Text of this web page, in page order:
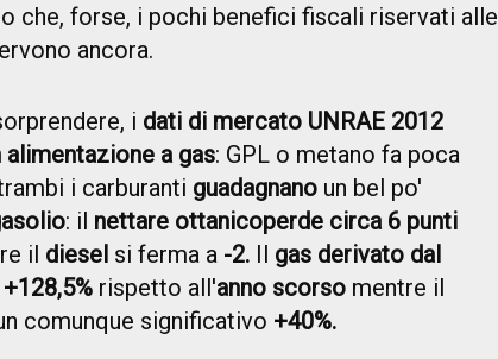
che, forse, i pochi benefici fiscali riservati alle
ancora.
i dati di mercato UNRAE 2012
alimentazione a gas: GPL o metano fa poca
i carburanti guadagnano un bel po'
: il nettare ottanicoperde circa 6 punti
il diesel si ferma a -2. Il gas derivato dal
+128,5% rispetto all'anno scorso mentre il
comunque significativo +40%.